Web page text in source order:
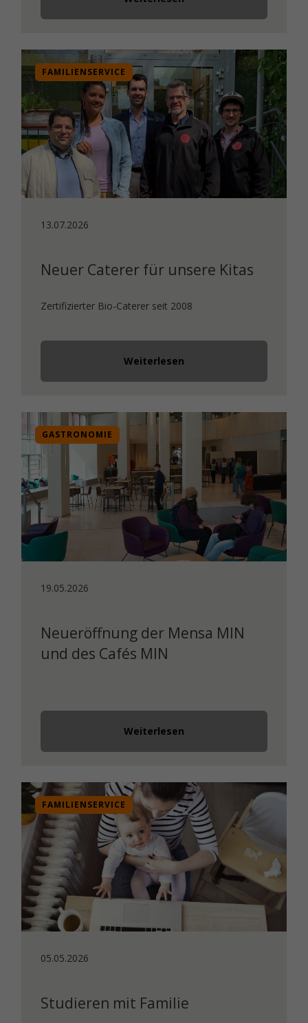
FAMILIENSERVICE
13.07.2026
Neuer Caterer für unsere Kitas
Zertifizierter Bio-Caterer seit 2008
Weiterlesen
GASTRONOMIE
19.05.2026
Neueröffnung der Mensa MIN
und des Cafés MIN
Weiterlesen
FAMILIENSERVICE
05.05.2026
Studieren mit Familie